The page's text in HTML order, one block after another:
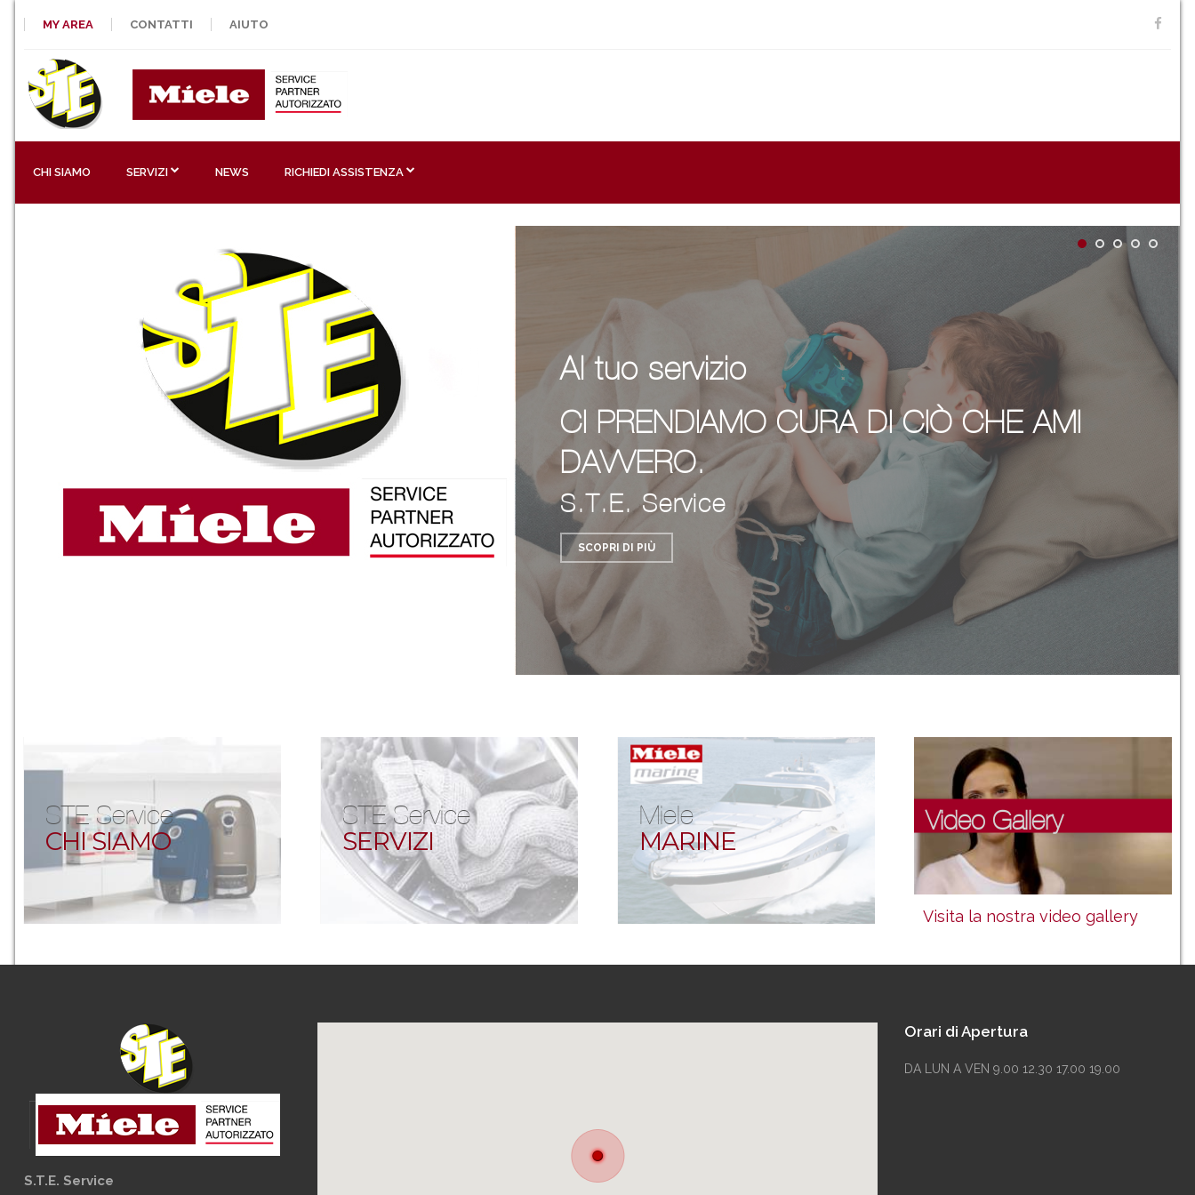
MY AREA CONTATTI AIUTO
CHI SIAMO SERVIZI NEWS RICHIEDI ASSISTENZA
Al tuo servizio
CI PRENDIAMO CURA DI CIÒ CHE AMI
DAVVERO.
S.T.E. Service
SCOPRI DI PIÙ
STE Service
CHI SIAMO
STE Service
SERVIZI
Miele
MARINE
Video Gallery
Visita la nostra video gallery
S.T.E. Service
Orari di Apertura
DA LUN A VEN 9.00 12.30 17.00 19.00